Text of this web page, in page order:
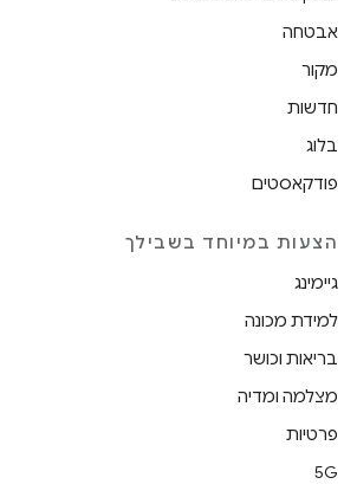
אבטחה
מקור
חדשות
בלוג
פודקאסטים
הצעות במיוחד בשבילך
גיימינג
למידת מכונה
בריאות וכושר
מצלמה ומדיה
פרטיות
5G